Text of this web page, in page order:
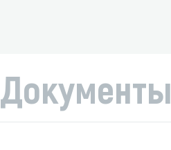
Документы